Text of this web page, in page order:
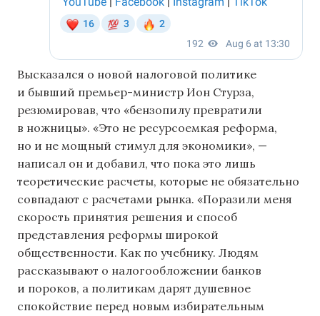
Высказался о новой налоговой политике
и бывший премьер-министр Ион Стурза,
резюмировав, что «бензопилу превратили
в ножницы». «Это не ресурсоемкая реформа,
но и не мощный стимул для экономики», —
написал он и добавил, что пока это лишь
теоретические расчеты, которые не обязательно
совпадают с расчетами рынка. «Поразили меня
скорость принятия решения и способ
представления реформы широкой
общественности. Как по учебнику. Людям
рассказывают о налогообложении банков
и пороков, а политикам дарят душевное
спокойствие перед новым избирательным